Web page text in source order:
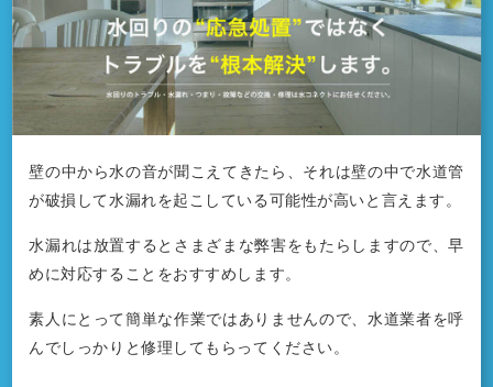
壁の中から水の音が聞こえてきたら、それは壁の中で水道管
が破損して水漏れを起こしている可能性が高いと言えます。
水漏れは放置するとさまざまな弊害をもたらしますので、早
めに対応することをおすすめします。
素人にとって簡単な作業ではありませんので、水道業者を呼
んでしっかりと修理してもらってください。